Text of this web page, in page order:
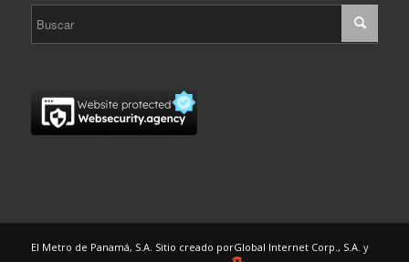
El Metro de Panamá, S.A. Sitio creado porGlobal Internet Corp., S.A. y